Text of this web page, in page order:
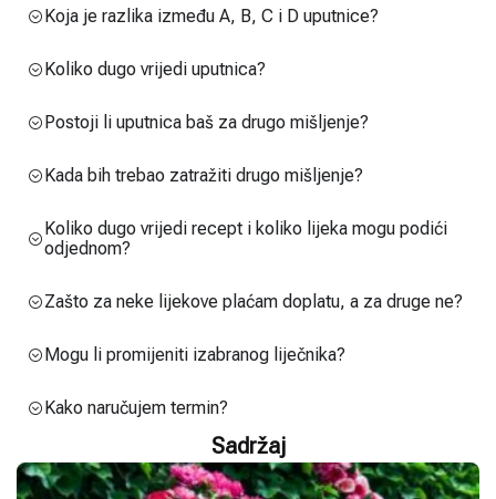
Koja je razlika između A, B, C i D uputnice?
Koliko dugo vrijedi uputnica?
Postoji li uputnica baš za drugo mišljenje?
Kada bih trebao zatražiti drugo mišljenje?
Koliko dugo vrijedi recept i koliko lijeka mogu podići
odjednom?
Zašto za neke lijekove plaćam doplatu, a za druge ne?
Mogu li promijeniti izabranog liječnika?
Kako naručujem termin?
Sadržaj